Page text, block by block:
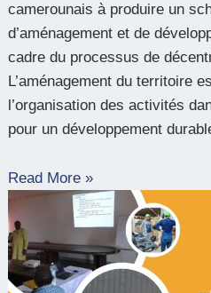
camerounais à produire un
d’aménagement et de
cadre du processus de
L’aménagement du territoire
l’organisation des activités
pour un développement
Read More »
Ortho
photogrammétrie